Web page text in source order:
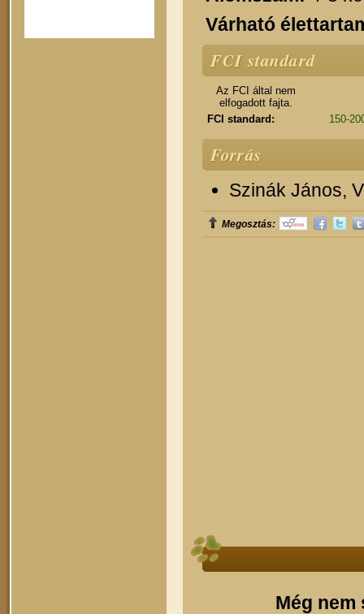
Várható
FCI standard
Az FCI által nem
elfogadott fajta.
FCI standard:
150-
Forrás
Szinák János,
Megosztás:
Még